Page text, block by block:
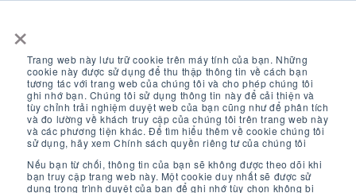
×
Trang web này lưu trữ cookie trên máy tính của bạn. Những
cookie này được sử dụng để thu thập thông tin về cách bạn
tương tác với trang web của chúng tôi và cho phép chúng tôi
ghi nhớ bạn. Chúng tôi sử dụng thông tin này để cải thiện và
tùy chỉnh trải nghiệm duyệt web của bạn cũng như để phân tích
và đo lường về khách truy cập của chúng tôi trên trang web này
và các phương tiện khác. Để tìm hiểu thêm về cookie chúng tôi
sử dụng, hãy xem Chính sách quyền riêng tư của chúng tôi
Nếu bạn từ chối, thông tin của bạn sẽ không được theo dõi khi
bạn truy cập trang web này. Một cookie duy nhất sẽ được sử
dụng trong trình duyệt của bạn để ghi nhớ tùy chọn không bị
Tiếng Anh Siêu